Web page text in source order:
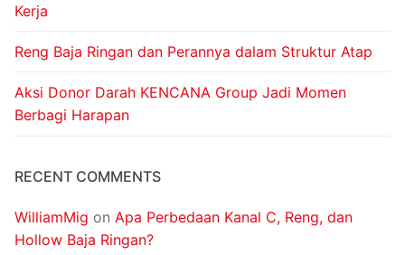
Kerja
Reng Baja Ringan dan Perannya dalam Struktur Atap
Aksi Donor Darah KENCANA Group Jadi Momen
Berbagi Harapan
RECENT COMMENTS
WilliamMig on Apa Perbedaan Kanal C, Reng, dan
Hollow Baja Ringan?